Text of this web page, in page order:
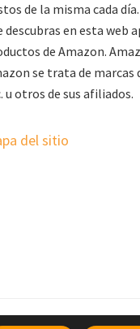
de la misma cada
descubras en esta web
de Amazon.
se trata de marcas
u otros de sus afiliados.
del sitio